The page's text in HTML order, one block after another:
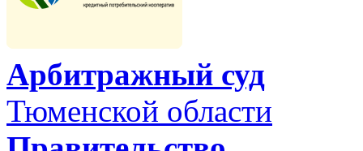
Арбитражный суд
Тюменской области